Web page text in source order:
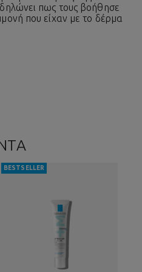
πως τους βοήθησε
που είχαν με το δέρμα
BESTSELLER